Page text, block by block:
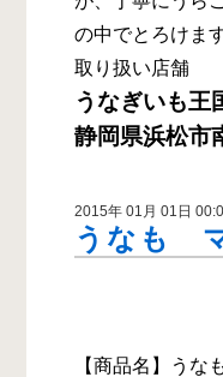
の中でとろけます
取り扱い店舗
うなぎいも王
静岡県浜松市
2015年 01月 01日
うなも
【商品名】う